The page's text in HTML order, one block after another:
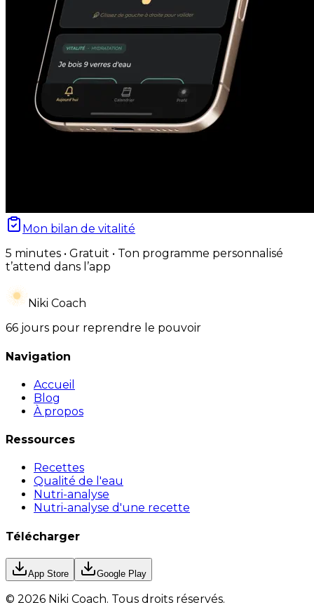
Mon bilan de vitalité
5 minutes • Gratuit • Ton programme personnalisé
t’attend dans l’app
Niki Coach
66 jours pour reprendre le pouvoir
Navigation
Accueil
Blog
À propos
Ressources
Recettes
Qualité de l'eau
Nutri-analyse
Nutri-analyse d'une recette
Télécharger
App Store Google Play
© 2026 Niki Coach. Tous droits réservés.